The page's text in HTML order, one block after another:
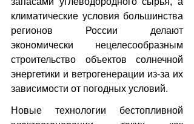
климатические условия большинства
регионов России делают
экономически нецелесообразным
строительство объектов солнечной
энергетики и ветрогенерации из-за их
зависимости от погодных условий.
Новые технологии бестопливной